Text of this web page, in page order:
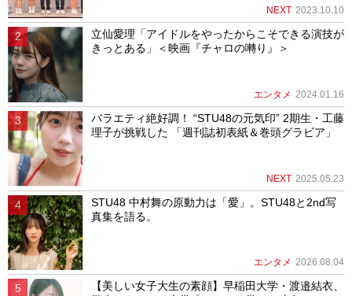
NEXT 2023.10.10
立仙愛理「アイドルをやったからこそできる演技が
きっとある」＜映画『チャロの囀り』＞
エンタメ 2024.01.16
バラエティ絶好調！ “STU48の元気印” 2期生・工藤
理子が挑戦した 「週刊誌初表紙＆巻頭グラビア」
NEXT 2025.05.23
STU48 中村舞の原動力は「愛」。STU48と2nd写
真集を語る。
エンタメ 2026.08.04
【美しい女子大生の素顔】早稲田大学・渡邉結衣、